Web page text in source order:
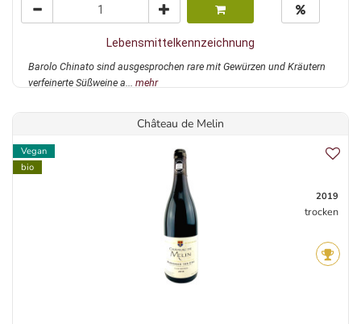
Lebensmittelkennzeichnung
Barolo Chinato sind ausgesprochen rare mit Gewürzen und Kräutern
verfeinerte Süßweine a... mehr
Château de Melin
Vegan
bio
2019
trocken